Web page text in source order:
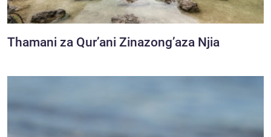
Thamani za Qur’ani Zinazong’aza Njia